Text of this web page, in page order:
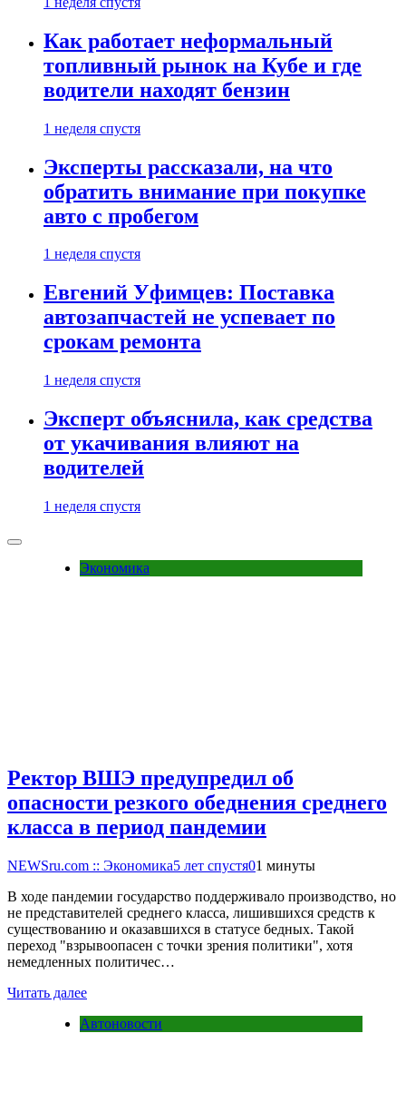
Как работает неформальный
топливный рынок на Кубе и где
водители находят бензин
1 неделя спустя
Эксперты рассказали, на что
обратить внимание при покупке
авто с пробегом
1 неделя спустя
Евгений Уфимцев: Поставка
автозапчастей не успевает по
срокам ремонта
1 неделя спустя
Эксперт объяснила, как средства
от укачивания влияют на
водителей
1 неделя спустя
Экономика
Ректор ВШЭ предупредил об
опасности резкого обеднения среднего
класса в период пандемии
NEWSru.com :: Экономика5 лет спустя01 минуты
В ходе пандемии государство поддерживало производство, но
не представителей среднего класса, лишившихся средств к
существованию и оказавшихся в статусе бедных. Такой
переход "взрывоопасен с точки зрения политики", хотя
немедленных политичес…
Читать далее
Автоновости